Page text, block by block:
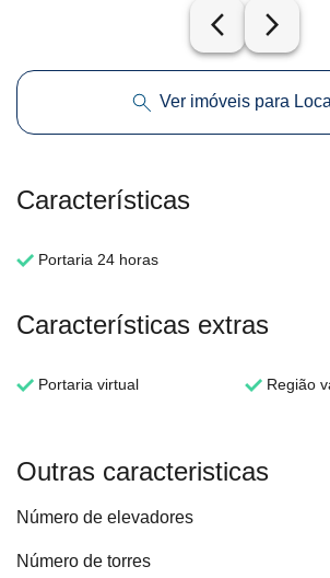
arrow_back_ios_new arrow_forward_ios
Ver imóveis para
Características
Portaria 24 horas
Características extras
Portaria virtual Região
Outras caracteristicas
Número de elevadores
Número de torres